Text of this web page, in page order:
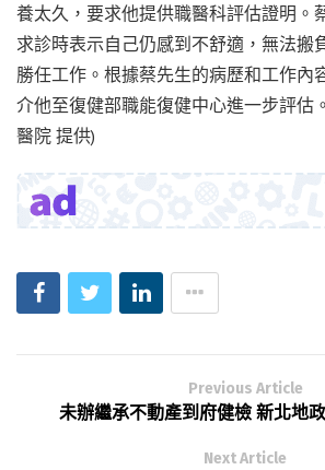
養太久，要求他提供職醫科評估證明。
求診時表示自己仍感到不舒適，無法搬
勝任工作。根據蔡先生的病歷和工作內
介他至復健部職能復健中心進一步評估
醫院 提供)
Previous Article
未辦繼承不動產到府健檢 新北地
Next Article